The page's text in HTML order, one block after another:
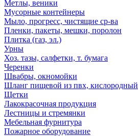
Метлы, веники
Мусорные контейнеры
Мыло, прогресс, чистящие ср-ва
Пленки, пакеты, мешки, поролон
Плитка (газ, эл.)
Урны
Хоз. тазы, салфетки, т. бумага
Черенки
Швабры, окномойки
Шланг пищевой из пвх, кислородный
Щетки
Лакокрасочная продукция
Лестницы и стремянки
Мебельная фурнитура
Пожарное оборудование